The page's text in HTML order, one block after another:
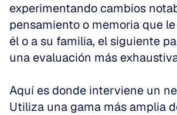
experimentando cambios
pensamiento o memoria que
él o a su familia, el siguiente
una evaluación más
Aquí es donde interviene un
Utiliza una gama más amplia